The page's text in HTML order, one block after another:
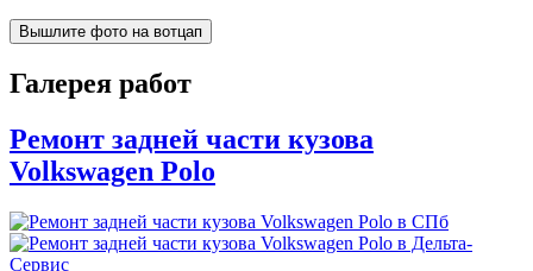
Вышлите фото на вотцап
Галерея работ
Ремонт задней части кузова
Volkswagen Polo